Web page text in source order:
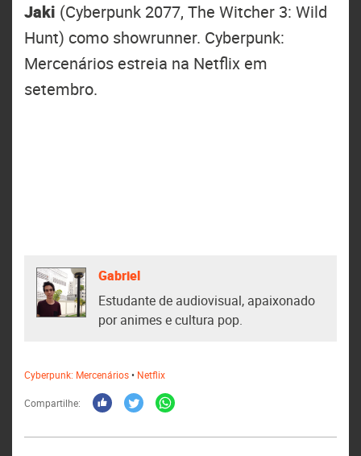
Jaki (Cyberpunk 2077, The Witcher 3: Wild
Hunt) como showrunner. Cyberpunk:
Mercenários estreia na Netflix em
setembro.
Gabriel
Estudante de audiovisual, apaixonado
por animes e cultura pop.
Cyberpunk: Mercenários• Netflix
Compartilhe: